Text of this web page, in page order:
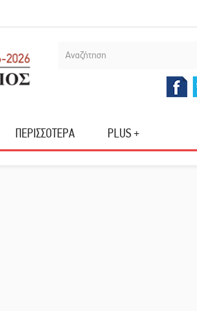
ΠΕΡΙΣΣΟΤΕΡΑ PLUS +